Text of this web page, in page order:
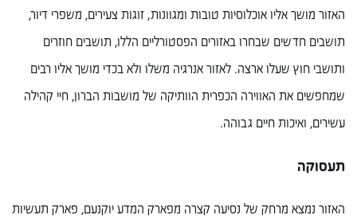
האזור מושך אליו אוכלוסיות טובות ומגוונות, זוגות צעירים, משפרי דיור,
תושבים חדשים שבחרו באזורים הפסטורליים הללו, תושבים חוזרים
ותושבי חוץ שעלו ארצה. לאזור אנרגיה משלו ולא בכדי מושך אליו רבים
שמחפשים את האווירה הכפרית הוותיקה של מושבות הברון, חיי קהילה
עשירים, ואיכות חיים גבוהה.
תעסוקה
האזור נמצא מרחק של נסיעה קצרה מפארק המדע יוקנעם, פארק תעשיות